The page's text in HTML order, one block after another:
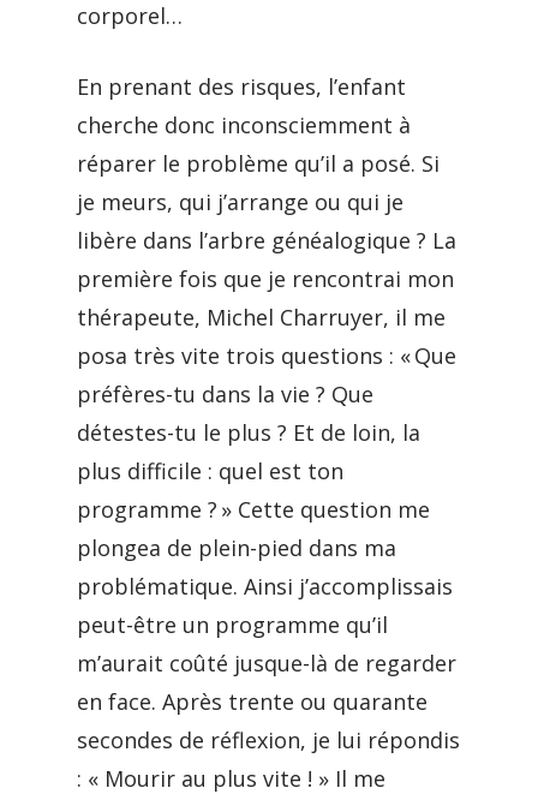
corporel…
En prenant des risques, l’enfant
cherche donc inconsciemment à
réparer le problème qu’il a posé. Si
je meurs, qui j’arrange ou qui je
libère dans l’arbre généalogique ? La
première fois que je rencontrai mon
thérapeute, Michel Charruyer, il me
posa très vite trois questions : « Que
préfères-tu dans la vie ? Que
détestes-tu le plus ? Et de loin, la
plus difficile : quel est ton
programme ? » Cette question me
plongea de plein-pied dans ma
problématique. Ainsi j’accomplissais
peut-être un programme qu’il
m’aurait coûté jusque-là de regarder
en face. Après trente ou quarante
secondes de réflexion, je lui répondis
: « Mourir au plus vite ! » Il me